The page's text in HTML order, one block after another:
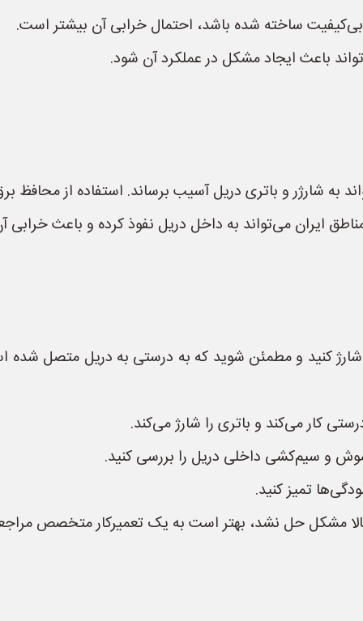
ساخته شده باشد، احتمال خرابی آن بیشتر است.
باعث ایجاد مشکل در عملکرد آن شود.
به شارژر و باتری دریل آسیب برساند. استفاده از
ایران می‌تواند به داخل دریل نفوذ کرده و باعث خرابی
شارژ کنید و مطمئن شوید که به درستی به دریل متصل